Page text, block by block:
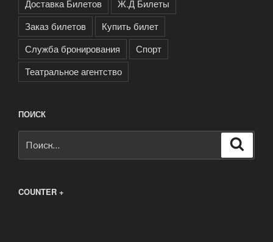
Доставка Билетов
Ж.Д Билеты
Заказ билетов
Купить билет
Служба бронирования
Спорт
Театральное агентство
ПОИСК
COUNTER +